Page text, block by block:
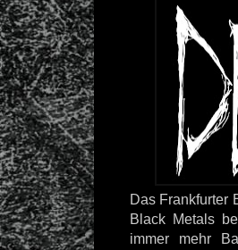
Das Frankfurter
Black Metals
immer mehr